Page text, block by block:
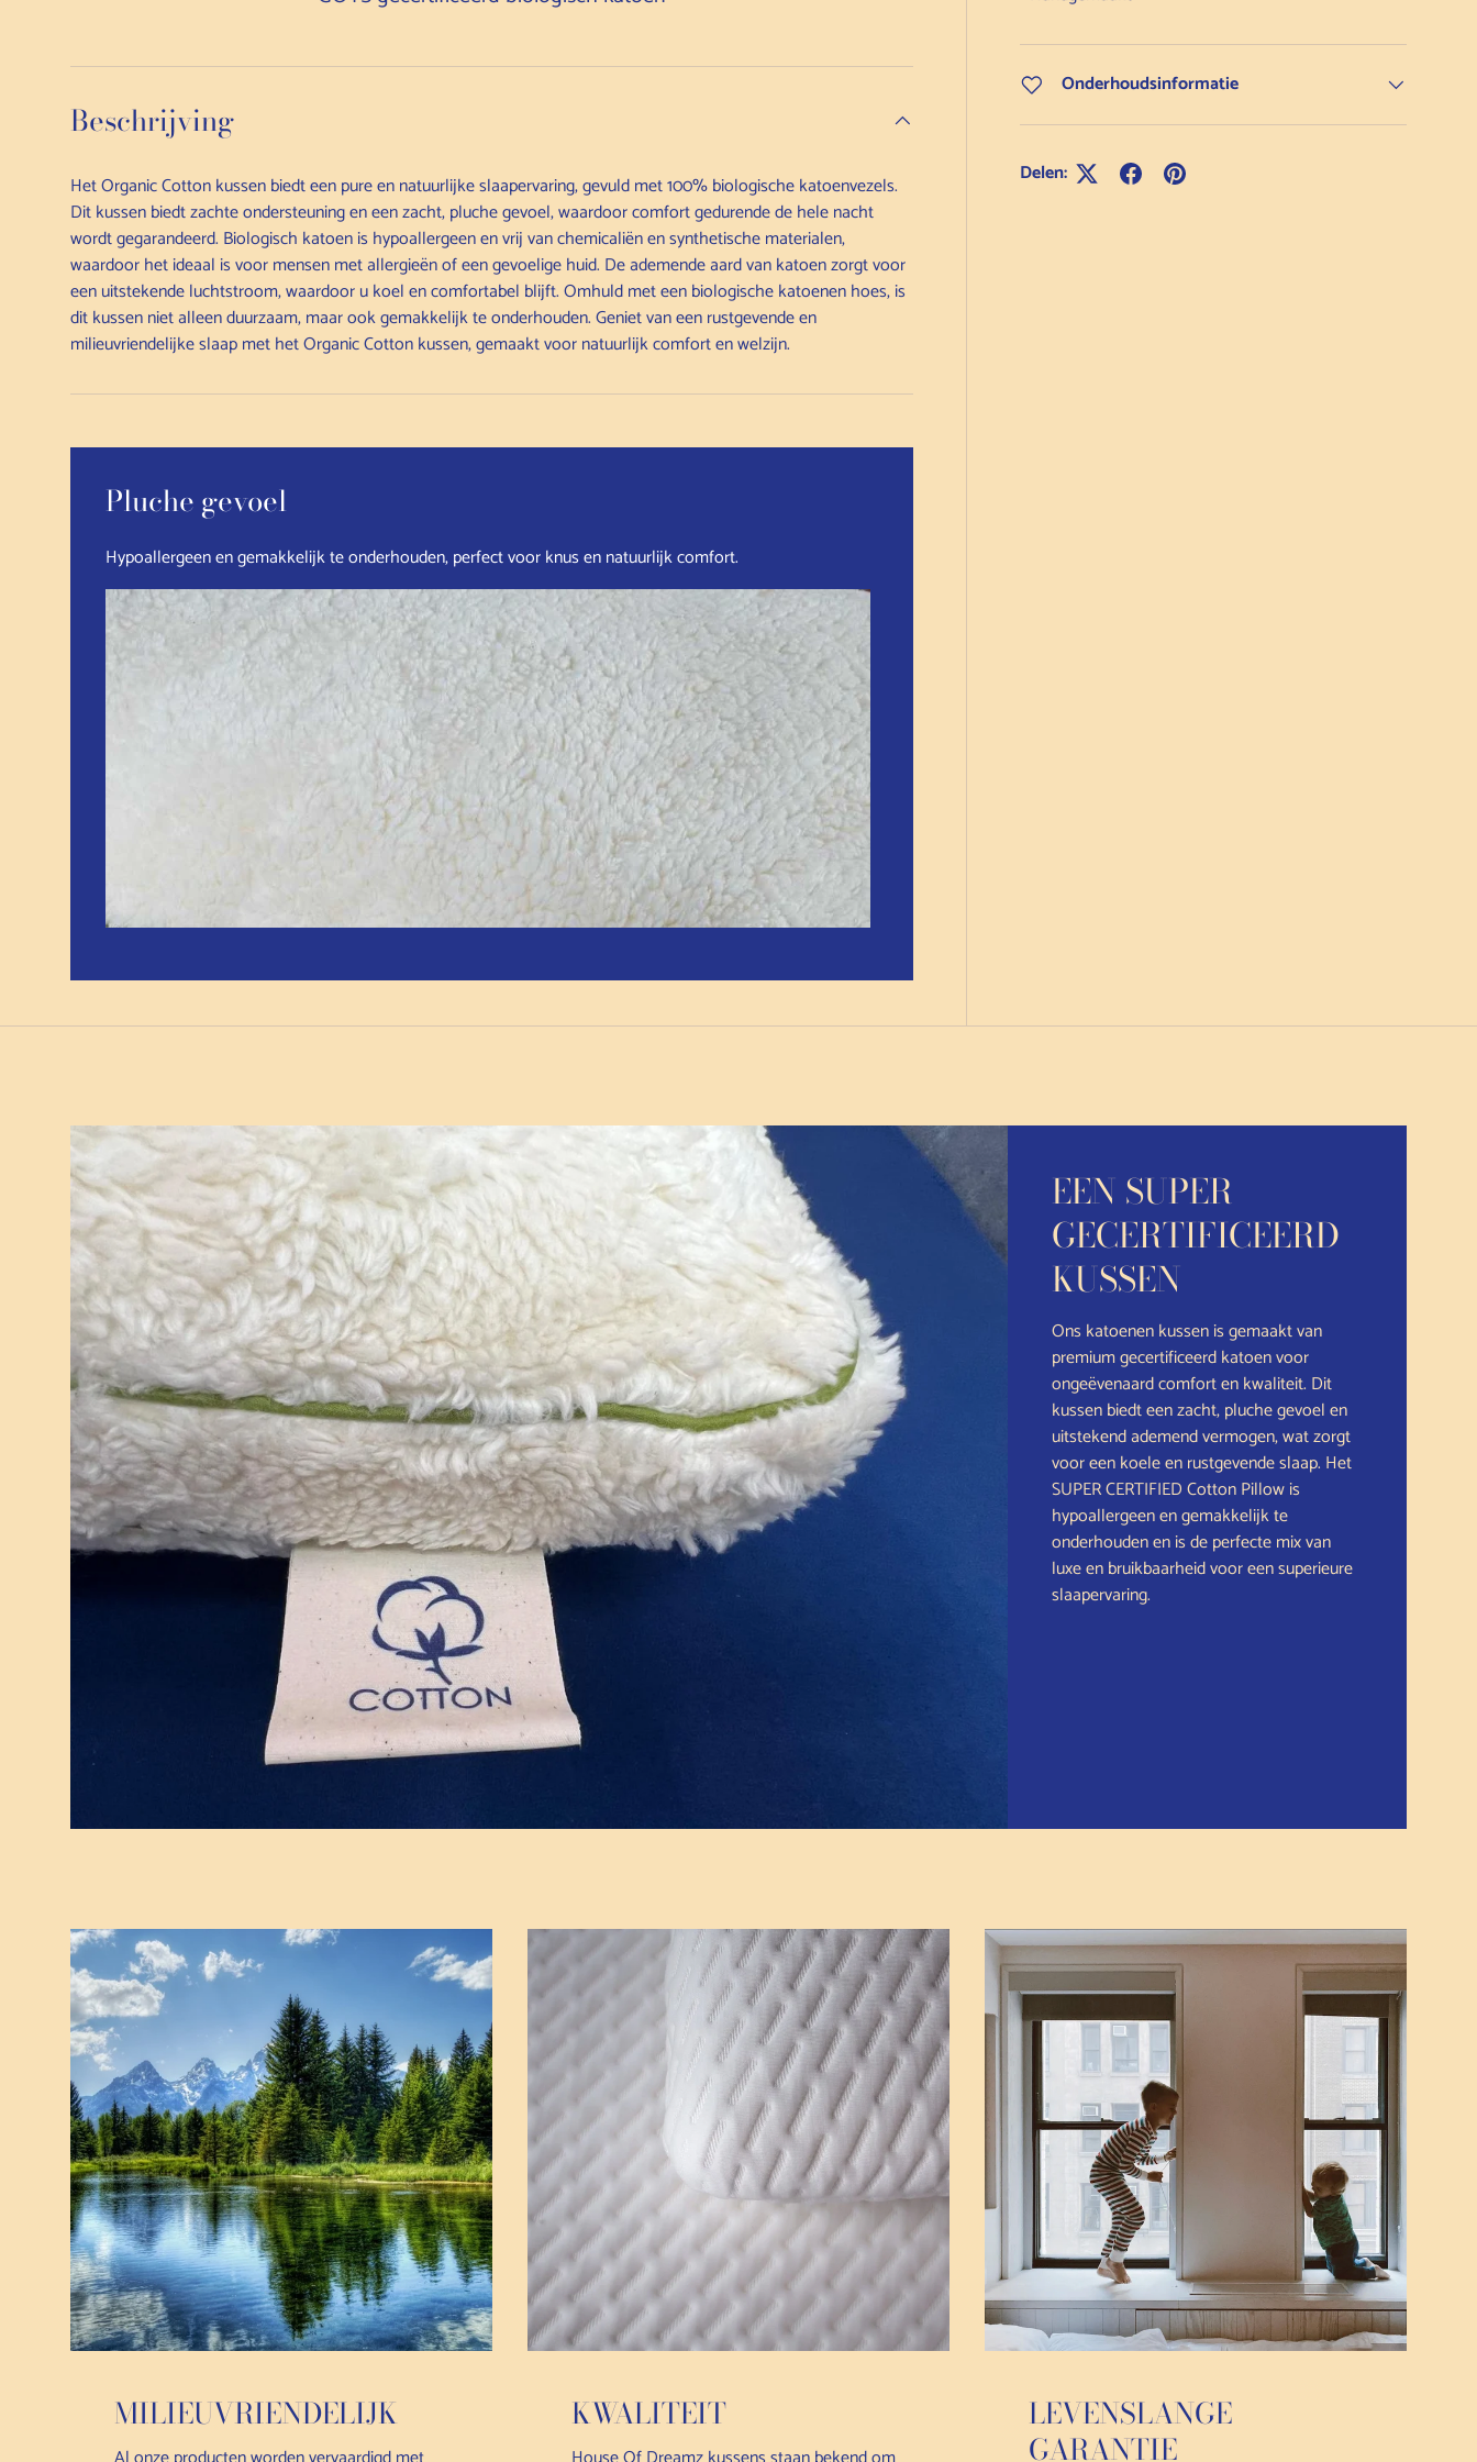
Onderhoudsinformatie
Delen:
Beschrijving
Het Organic Cotton kussen biedt een pure en natuurlijke slaapervaring, gevuld met 100% biologische katoenvezels.
Dit kussen biedt zachte ondersteuning en een zacht, pluche gevoel, waardoor comfort gedurende de hele nacht
wordt gegarandeerd. Biologisch katoen is hypoallergeen en vrij van chemicaliën en synthetische materialen,
waardoor het ideaal is voor mensen met allergieën of een gevoelige huid. De ademende aard van katoen zorgt voor
een uitstekende luchtstroom, waardoor u koel en comfortabel blijft. Omhuld met een biologische katoenen hoes, is
dit kussen niet alleen duurzaam, maar ook gemakkelijk te onderhouden. Geniet van een rustgevende en
milieuvriendelijke slaap met het Organic Cotton kussen, gemaakt voor natuurlijk comfort en welzijn.
Pluche gevoel
Hypoallergeen en gemakkelijk te onderhouden, perfect voor knus en natuurlijk comfort.
EEN SUPER
GECERTIFICEERD
KUSSEN
Ons katoenen kussen is gemaakt van
premium gecertificeerd katoen voor
ongeëvenaard comfort en kwaliteit. Dit
kussen biedt een zacht, pluche gevoel en
uitstekend ademend vermogen, wat zorgt
voor een koele en rustgevende slaap. Het
SUPER CERTIFIED Cotton Pillow is
hypoallergeen en gemakkelijk te
onderhouden en is de perfecte mix van
luxe en bruikbaarheid voor een superieure
slaapervaring.
MILIEUVRIENDELIJK KWALITEIT
LEVENSLANGE
GARANTIE